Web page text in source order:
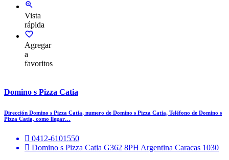
Vista
rápida
Agregar
a
favoritos
Domino s Pizza Catia
Dirección Domino s Pizza Catia, numero de Domino s Pizza Catia, Teléfono de Domino s
Pizza Catia, como llegar…
0412-6101550
Domino s Pizza Catia G362 8PH Argentina Caracas 1030